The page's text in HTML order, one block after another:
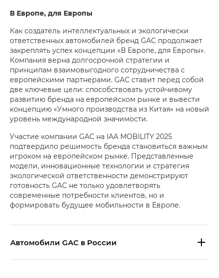
В Европе, для Европы
Как создатель интеллектуальных и экологически
ответственных автомобилей бренд GAC продолжает
закреплять успех концепции «В Европе, для Европы».
Компания верна долгосрочной стратегии и
принципам взаимовыгодного сотрудничества с
европейскими партнерами. GAC ставит перед собой
две ключевые цели: способствовать устойчивому
развитию бренда на европейском рынке и вывести
концепцию «Умного производства из Китая» на новый
уровень международной значимости.
Участие компании GAC на IAA MOBILITY 2025
подтвердило решимость бренда становиться важным
игроком на европейском рынке. Представленные
модели, инновационные технологии и стратегия
экологической ответственности демонстрируют
готовность GAC не только удовлетворять
современные потребности клиентов, но и
формировать будущее мобильности в Европе.
Aвтомобили GAC в России